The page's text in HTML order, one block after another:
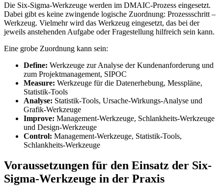
Die Six-Sigma-Werkzeuge werden im DMAIC-Prozess eingesetzt.
Dabei gibt es keine zwingende logische Zuordnung: Prozessschritt –
Werkzeug. Vielmehr wird das Werkzeug eingesetzt, das bei der
jeweils anstehenden Aufgabe oder Fragestellung hilfreich sein kann.
Eine grobe Zuordnung kann sein:
Define: Werkzeuge zur Analyse der Kundenanforderung und
zum Projektmanagement, SIPOC
Measure: Werkzeuge für die Datenerhebung, Messpläne,
Statistik-Tools
Analyse: Statistik-Tools, Ursache-Wirkungs-Analyse und
Grafik-Werkzeuge
Improve: Management-Werkzeuge, Schlankheits-Werkzeuge
und Design-Werkzeuge
Control: Management-Werkzeuge, Statistik-Tools,
Schlankheits-Werkzeuge
Voraussetzungen für den Einsatz der Six-
Sigma-Werkzeuge in der Praxis